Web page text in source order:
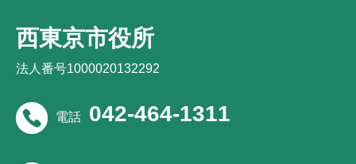
西東京市役所
法人番号1000020132292
電話 042-464-1311